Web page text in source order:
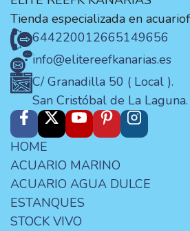
Tienda especializada en
644220012665149656
info@elitereefkanarias.es
C/ Granadilla 50 ( Local ).
San Cristóbal de La
HOME
ACUARIO MARINO
ACUARIO AGUA DULCE
ESTANQUES
STOCK VIVO